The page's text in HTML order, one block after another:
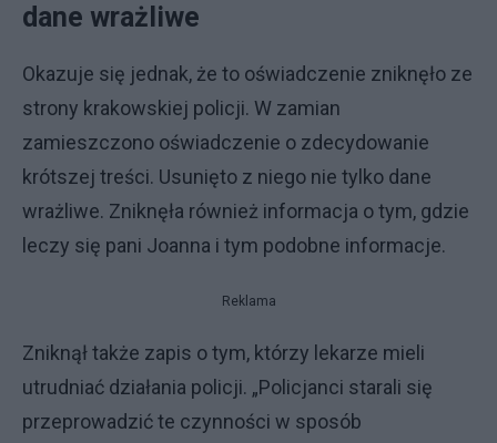
dane wrażliwe
Okazuje się jednak, że to oświadczenie zniknęło ze
strony krakowskiej policji. W zamian
zamieszczono oświadczenie o zdecydowanie
krótszej treści. Usunięto z niego nie tylko dane
wrażliwe. Zniknęła również informacja o tym, gdzie
leczy się pani Joanna i tym podobne informacje.
Reklama
Zniknął także zapis o tym, którzy lekarze mieli
utrudniać działania policji. „Policjanci starali się
przeprowadzić te czynności w sposób